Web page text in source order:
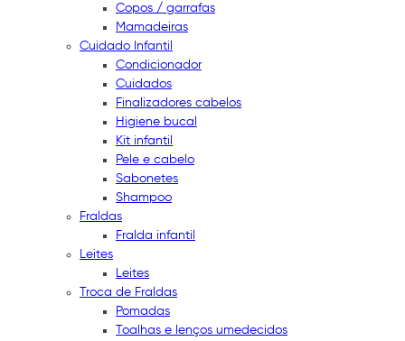
Copos / garrafas
Mamadeiras
Cuidado Infantil
Condicionador
Cuidados
Finalizadores cabelos
Higiene bucal
Kit infantil
Pele e cabelo
Sabonetes
Shampoo
Fraldas
Fralda infantil
Leites
Leites
Troca de Fraldas
Pomadas
Toalhas e lenços umedecidos